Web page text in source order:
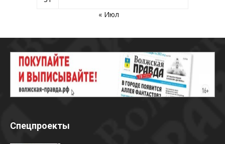
« Июл
Спецпроекты